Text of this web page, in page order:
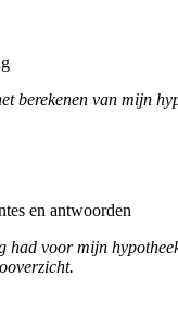
berekenen van mijn
en antwoorden
voor mijn